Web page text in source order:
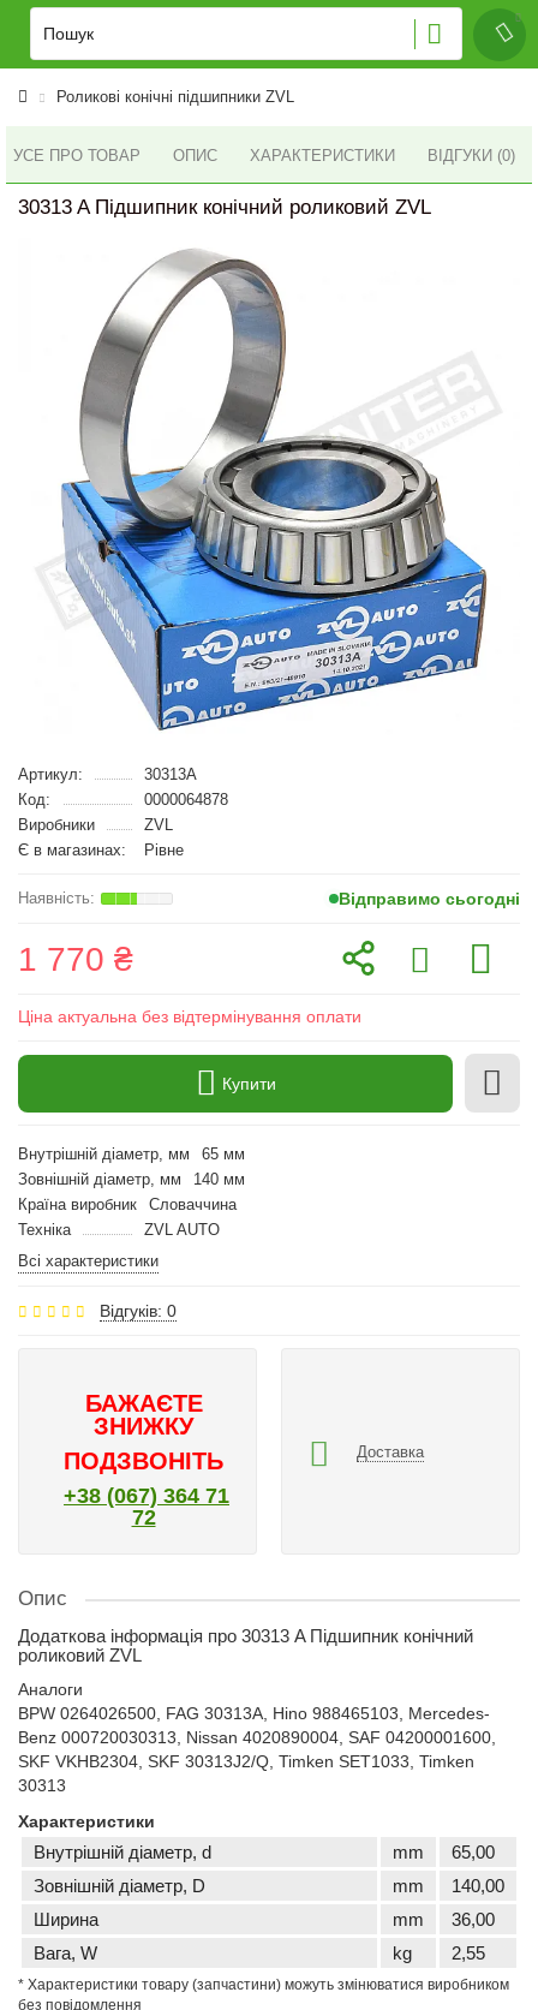
Роликові конічні підшипники ZVL
УСЕ ПРО ТОВАР ОПИС ХАРАКТЕРИСТИКИ ВІДГУКИ (0)
30313 A Підшипник конічний роликовий ZVL
Артикул:
30313A
Код:
0000064878
Виробники
ZVL
Є в магазинах:
Рівне
Відправимо сьогодні
1 770 ₴
Ціна актуальна без відтермінування оплати
Купити
Внутрішній діаметр, мм
65 мм
Зовнішній діаметр, мм
140 мм
Країна виробник
Словаччина
Техніка
ZVL AUTO
Всі характеристики
Відгуків: 0
БАЖАЄТЕ
ЗНИЖКУ
ПОДЗВОНІТЬ
+38 (067) 364 71
72
Доставка
Опис
Додаткова інформація про 30313 A Підшипник конічний
роликовий ZVL
Аналоги
BPW 0264026500, FAG 30313A, Hino 988465103, Mercedes-
Benz 000720030313, Nissan 4020890004, SAF 04200001600,
SKF VKHB2304, SKF 30313J2/Q, Timken SET1033, Timken
30313
Характеристики
Внутрішній діаметр, d mm
65,00
Зовнішній діаметр, D
mm
140,00
Ширина
mm
36,00
Вага, W
kg 2,55
* Характеристики товару (запчастини) можуть змінюватися виробником
без повідомлення